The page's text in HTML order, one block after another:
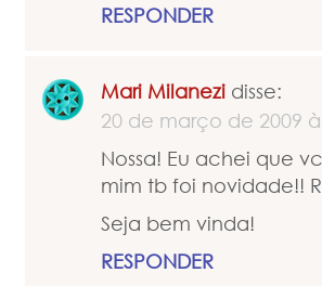
RESPONDER
Mari Milanezi disse:
20 de março de 2009
Nossa! Eu achei que
mim tb foi novidade!!
Seja bem vinda!
RESPONDER